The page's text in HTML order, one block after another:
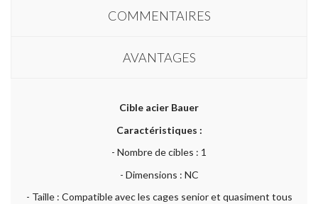
COMMENTAIRES
AVANTAGES
Cible acier Bauer
Caractéristiques :
- Nombre de cibles : 1
- Dimensions : NC
- Taille : Compatible avec les cages senior et quasiment tous